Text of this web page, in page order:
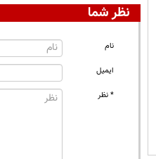
نظر شما
نام
ایمیل
* نظر